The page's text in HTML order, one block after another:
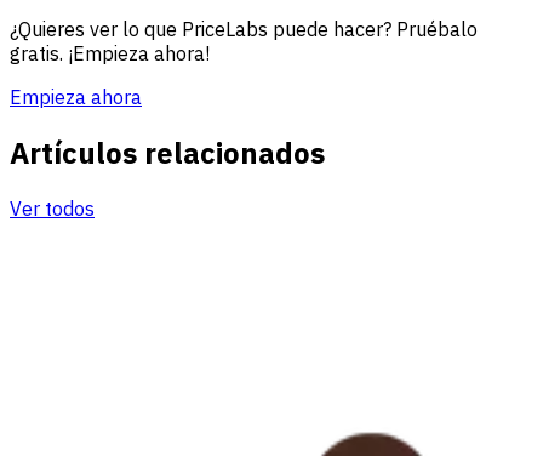
¿Quieres ver lo que PriceLabs puede hacer? Pruébalo
gratis. ¡Empieza ahora!
Empieza ahora
Artículos relacionados
Ver todos